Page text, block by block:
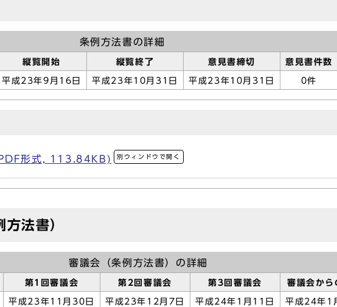
条例方法書の詳細
縦覧開始 縦覧終了 意見書締切 意見書件数
平成23年9月16日 平成23年10月31日 平成23年10月31日 0件
形式, 113.84KB) 別ウィンドウで開く
法書）
審議会（条例方法書）の詳細
第1回審議会 第2回審議会 第3回審議会 審議会から
平成23年11月30日 平成23年12月7日 平成24年1月11日 平成24年1